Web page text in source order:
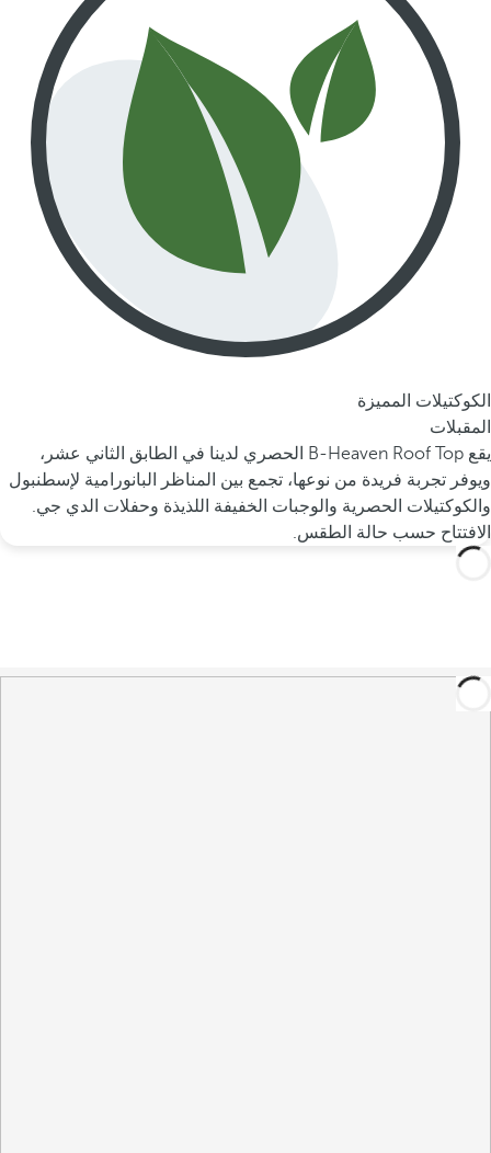
الكوكتيلات المميزة
المقبلات
يقع B-Heaven Roof Top الحصري لدينا في الطابق الثاني عشر،
ويوفر تجربة فريدة من نوعها، تجمع بين المناظر البانورامية لإسطنبول
والكوكتيلات الحصرية والوجبات الخفيفة اللذيذة وحفلات الدي جي.
الافتتاح حسب حالة الطقس.